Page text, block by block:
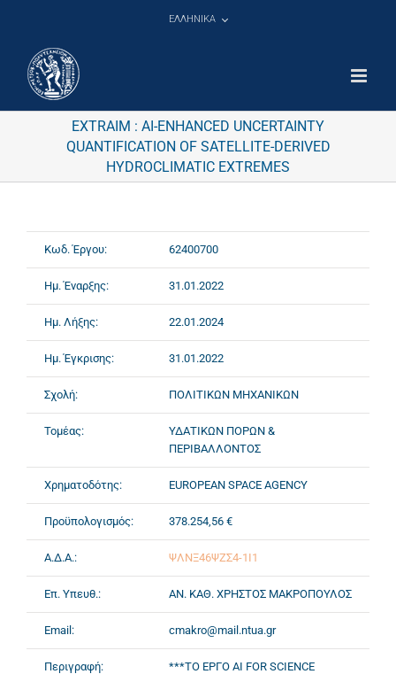
ΕΛΛΗΝΙΚΑ
EXTRAIM : AI-ENHANCED UNCERTAINTY
QUANTIFICATION OF SATELLITE-DERIVED
HYDROCLIMATIC EXTREMES
Κωδ. Έργου: 62400700
Ημ. Έναρξης: 31.01.2022
Ημ. Λήξης: 22.01.2024
Ημ. Έγκρισης: 31.01.2022
Σχολή: ΠΟΛΙΤΙΚΩΝ ΜΗΧΑΝΙΚΩΝ
Τομέας:
ΥΔΑΤΙΚΩΝ ΠΟΡΩΝ &
ΠΕΡΙΒΑΛΛΟΝΤΟΣ
Χρηματοδότης: EUROPEAN SPACE AGENCY
Προϋπολογισμός: 378.254,56 €
Α.Δ.Α.: ΨΛΝΞ46ΨΖΣ4-1Ι1
Επ. Υπευθ.: ΑΝ. ΚΑΘ. ΧΡΗΣΤΟΣ ΜΑΚΡΟΠΟΥΛΟΣ
Email: cmakro@mail.ntua.gr
Περιγραφή:
***ΤΟ ΕΡΓΟ AI FOR SCIENCE